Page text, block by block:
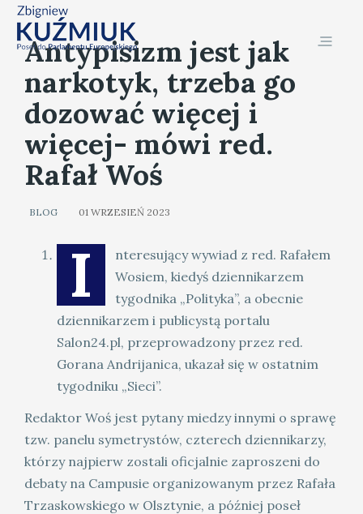
Antypisizm jest jak
narkotyk, trzeba go
dozować więcej i
więcej- mówi red.
Rafał Woś
BLOG 01 WRZESIEŃ 2023
I
nteresujący wywiad z red. Rafałem
Wosiem, kiedyś dziennikarzem
tygodnika „Polityka”, a obecnie
dziennikarzem i publicystą portalu
Salon24.pl, przeprowadzony przez red.
Gorana Andrijanica, ukazał się w ostatnim
tygodniku „Sieci”.
Redaktor Woś jest pytany miedzy innymi o sprawę
tzw. panelu symetrystów, czterech dziennikarzy,
którzy najpierw zostali oficjalnie zaproszeni do
debaty na Campusie organizowanym przez Rafała
Trzaskowskiego w Olsztynie, a później poseł